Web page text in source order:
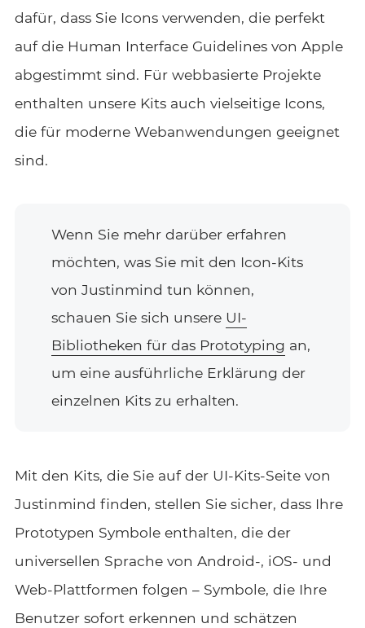
dafür, dass Sie Icons verwenden, die perfekt
auf die Human Interface Guidelines von Apple
abgestimmt sind. Für webbasierte Projekte
enthalten unsere Kits auch vielseitige Icons,
die für moderne Webanwendungen geeignet
sind.
Wenn Sie mehr darüber erfahren
möchten, was Sie mit den Icon-Kits
von Justinmind tun können,
schauen Sie sich unsere UI-
Bibliotheken für das Prototyping an,
um eine ausführliche Erklärung der
einzelnen Kits zu erhalten.
Mit den Kits, die Sie auf der UI-Kits-Seite von
Justinmind finden, stellen Sie sicher, dass Ihre
Prototypen Symbole enthalten, die der
universellen Sprache von Android-, iOS- und
Web-Plattformen folgen – Symbole, die Ihre
Benutzer sofort erkennen und schätzen